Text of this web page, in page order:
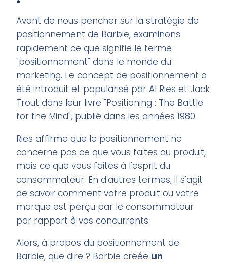
Avant de nous pencher sur la stratégie de
positionnement de Barbie, examinons
rapidement ce que signifie le terme
"positionnement" dans le monde du
marketing. Le concept de positionnement a
été introduit et popularisé par Al Ries et Jack
Trout dans leur livre "Positioning : The Battle
for the Mind", publié dans les années 1980.
Ries affirme que le positionnement ne
concerne pas ce que vous faites au produit,
mais ce que vous faites à l'esprit du
consommateur. En d'autres termes, il s'agit
de savoir comment votre produit ou votre
marque est perçu par le consommateur
par rapport à vos concurrents.
Alors, à propos du positionnement de
Barbie, que dire ? Barbie créée un